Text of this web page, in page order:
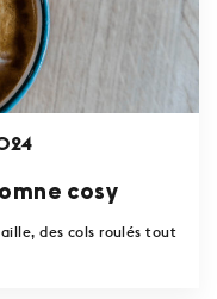
cosy
des cols roulés tout